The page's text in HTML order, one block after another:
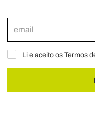
Li e aceito os Termos